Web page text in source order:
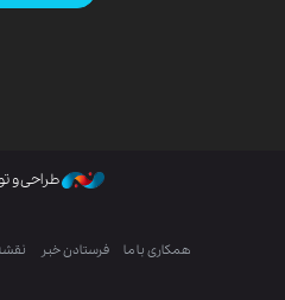
طراحی و
همکاری با ما فرستادن خبر